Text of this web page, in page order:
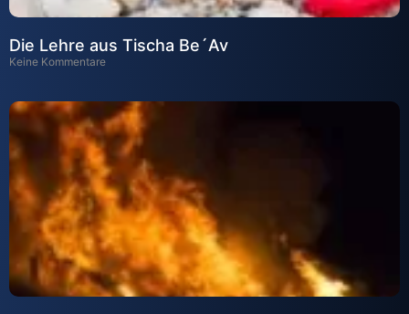
Die Lehre aus Tischa Be´Av
Keine Kommentare